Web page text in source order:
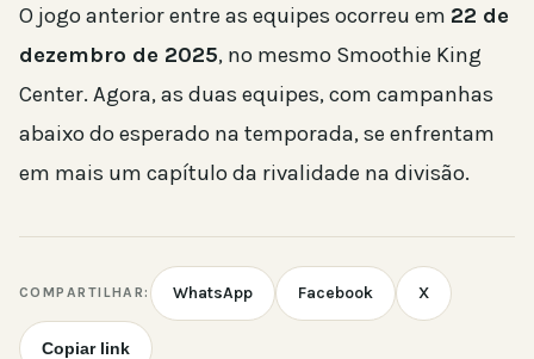
O jogo anterior entre as equipes ocorreu em 22 de
dezembro de 2025, no mesmo Smoothie King
Center. Agora, as duas equipes, com campanhas
abaixo do esperado na temporada, se enfrentam
em mais um capítulo da rivalidade na divisão.
COMPARTILHAR: WhatsApp Facebook X
Copiar link